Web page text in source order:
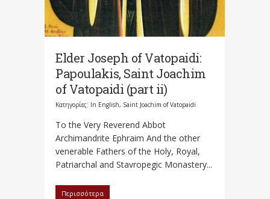
Elder Joseph οf Vatopaidi:
Papoulakis, Saint Joachim
of Vatopaidi (part ii)
Κατηγορίες: In English, Saint Joachim of Vatopaidi
To the Very Reverend Abbot
Archimandrite Εphraim And the other
venerable Fathers of the Holy, Royal,
Patriarchal and Stavropegic Monastery...
Περισσότερα